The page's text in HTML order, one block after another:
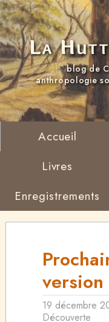
La
blog de
anthropologie
Accueil
Livres
Enregistrements
version
19 décembre
Découverte